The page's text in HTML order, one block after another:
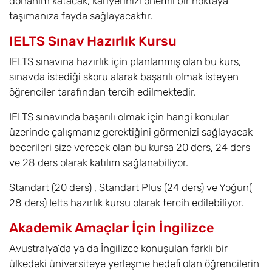
taşımanıza fayda sağlayacaktır.
IELTS Sınav Hazırlık Kursu
IELTS sınavına hazırlık için planlanmış olan bu kurs,
sınavda istediği skoru alarak başarılı olmak isteyen
öğrenciler tarafından tercih edilmektedir.
IELTS sınavında başarılı olmak için hangi konular
üzerinde çalışmanız gerektiğini görmenizi sağlayacak
becerileri size verecek olan bu kursa 20 ders, 24 ders
ve 28 ders olarak katılım sağlanabiliyor.
Standart (20 ders) , Standart Plus (24 ders) ve Yoğun(
28 ders) Ielts hazırlık kursu olarak tercih edilebiliyor.
Akademik Amaçlar İçin İngilizce
Avustralya’da ya da İngilizce konuşulan farklı bir
ülkedeki üniversiteye yerleşme hedefi olan öğrencilerin